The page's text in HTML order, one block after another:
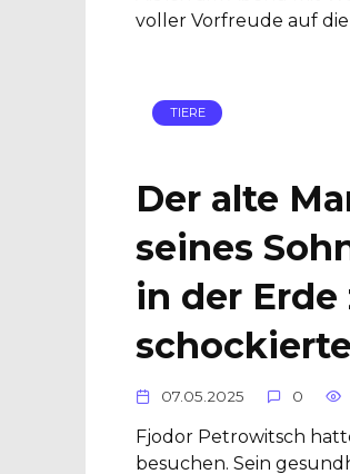
voller Vorfreude auf
TIERE
Der alte
seines
in der
07.05.2025 0
Fjodor Petrowitsch
besuchen. Sein